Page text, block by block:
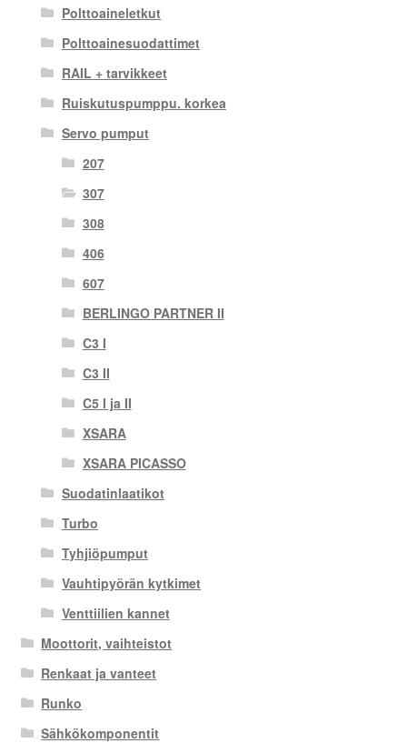
Polttoaineletkut
Polttoainesuodattimet
RAIL + tarvikkeet
Ruiskutuspumppu. korkea
Servo pumput
207
307
308
406
607
BERLINGO PARTNER II
C3 I
C3 II
C5 I ja II
XSARA
XSARA PICASSO
Suodatinlaatikot
Turbo
Tyhjiöpumput
Vauhtipyörän kytkimet
Venttiilien kannet
Moottorit, vaihteistot
Renkaat ja vanteet
Runko
Sähkökomponentit